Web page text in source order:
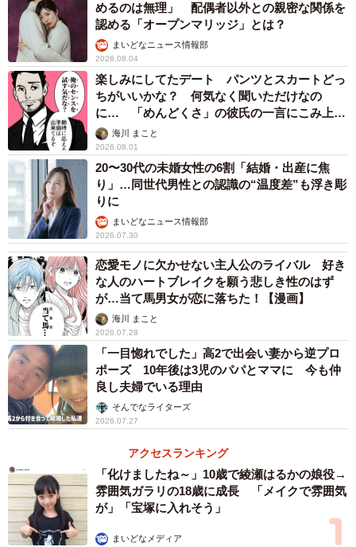
めるのは無理」 配偶者以外との親密な関係を
認める「オープンマリッジ」とは？
まいどなニュース情報部
2026.08.04
楽しみにしてたデート パンツとスカートどっ
ちがいいかな？ 何気なく聞いただけなの
に… 「めんどくさ」の彼氏の一言にこみ上げ
る寂しさ【漫画】
海川 まこと
2026.08.01
20〜30代の未婚女性の6割「結婚・出産に焦
り」…同世代男性との認識の“温度差”も浮き彫
りに
まいどなニュース情報部
2026.07.30
恋愛モノに欠かせない主人公のライバル 好き
な人のハートブレイクを願う悲しき性のはず
が…当て馬男女が恋に落ちた！【漫画】
海川 まこと
2026.07.28
「一目惚れでした」高2で出会い妻から逆プロ
ポーズ 10年後は3児のパパとママに 今も仲
良し夫婦でいる理由
そんでなライターズ
2026.07.27
アクセスランキング
「化けましたね～」10歳で綾瀬はるかの娘役→
雰囲気ガラリの18歳に成長 「メイクで雰囲気
が」「宝塚に入れそう」
まいどなメディア